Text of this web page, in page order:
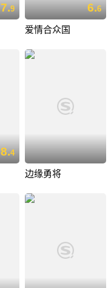
7.9 6.6
爱情合众国
8.4
边缘勇将